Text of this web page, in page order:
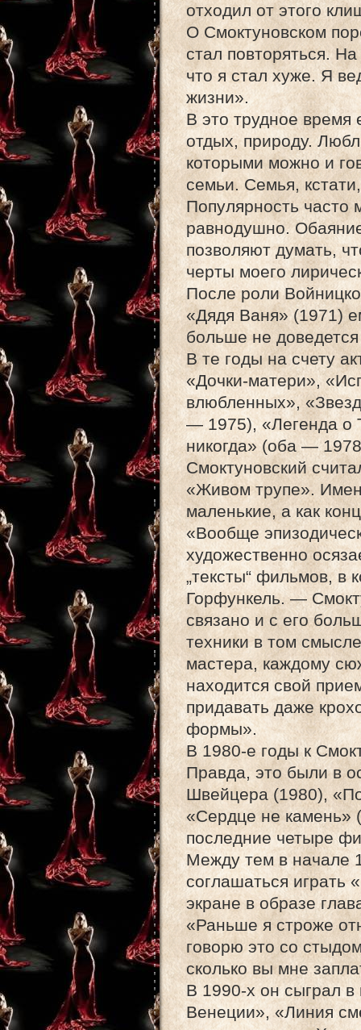
отходил от этого
О Смоктуновском
стал повторяться.
что я стал хуже. Я
жизни».
В это трудное
отдых, природу.
которыми можно и
семьи. Семья,
Популярность часто
равнодушно.
позволяют думать,
черты моего
После роли
«Дядя Ваня» (1971)
больше не
В те годы на счету
«Дочки-матери»,
влюбленных»,
— 1975), «Легенда о
никогда» (оба —
Смоктуновский
«Живом трупе».
маленькие, а как
«Вообще
художественно
„тексты“ фильмов, в
Горфункель. —
связано и с его
техники в том
мастера, каждому
находится свой
придавать даже
формы».
В 1980-е годы к
Правда, это были в
Швейцера (1980),
«Сердце не камень»
последние четыре
Между тем в начале
соглашаться играть
экране в образе
«Раньше я строже
говорю это со
сколько вы мне
В 1990-х он сыграл
Венеции», «Линия